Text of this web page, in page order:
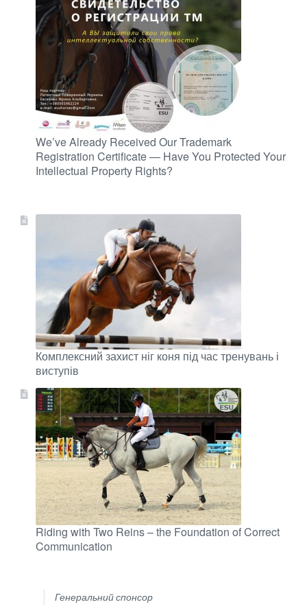
We’ve Already Received Our Trademark
Registration Certificate — Have You Protected Your
Intellectual Property Rights?
Комплексний захист ніг коня під час тренувань і
виступів
Riding with Two Reins – the Foundation of Correct
Communication
Генеральний спонсор